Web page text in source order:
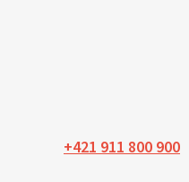
+421 911 800 900